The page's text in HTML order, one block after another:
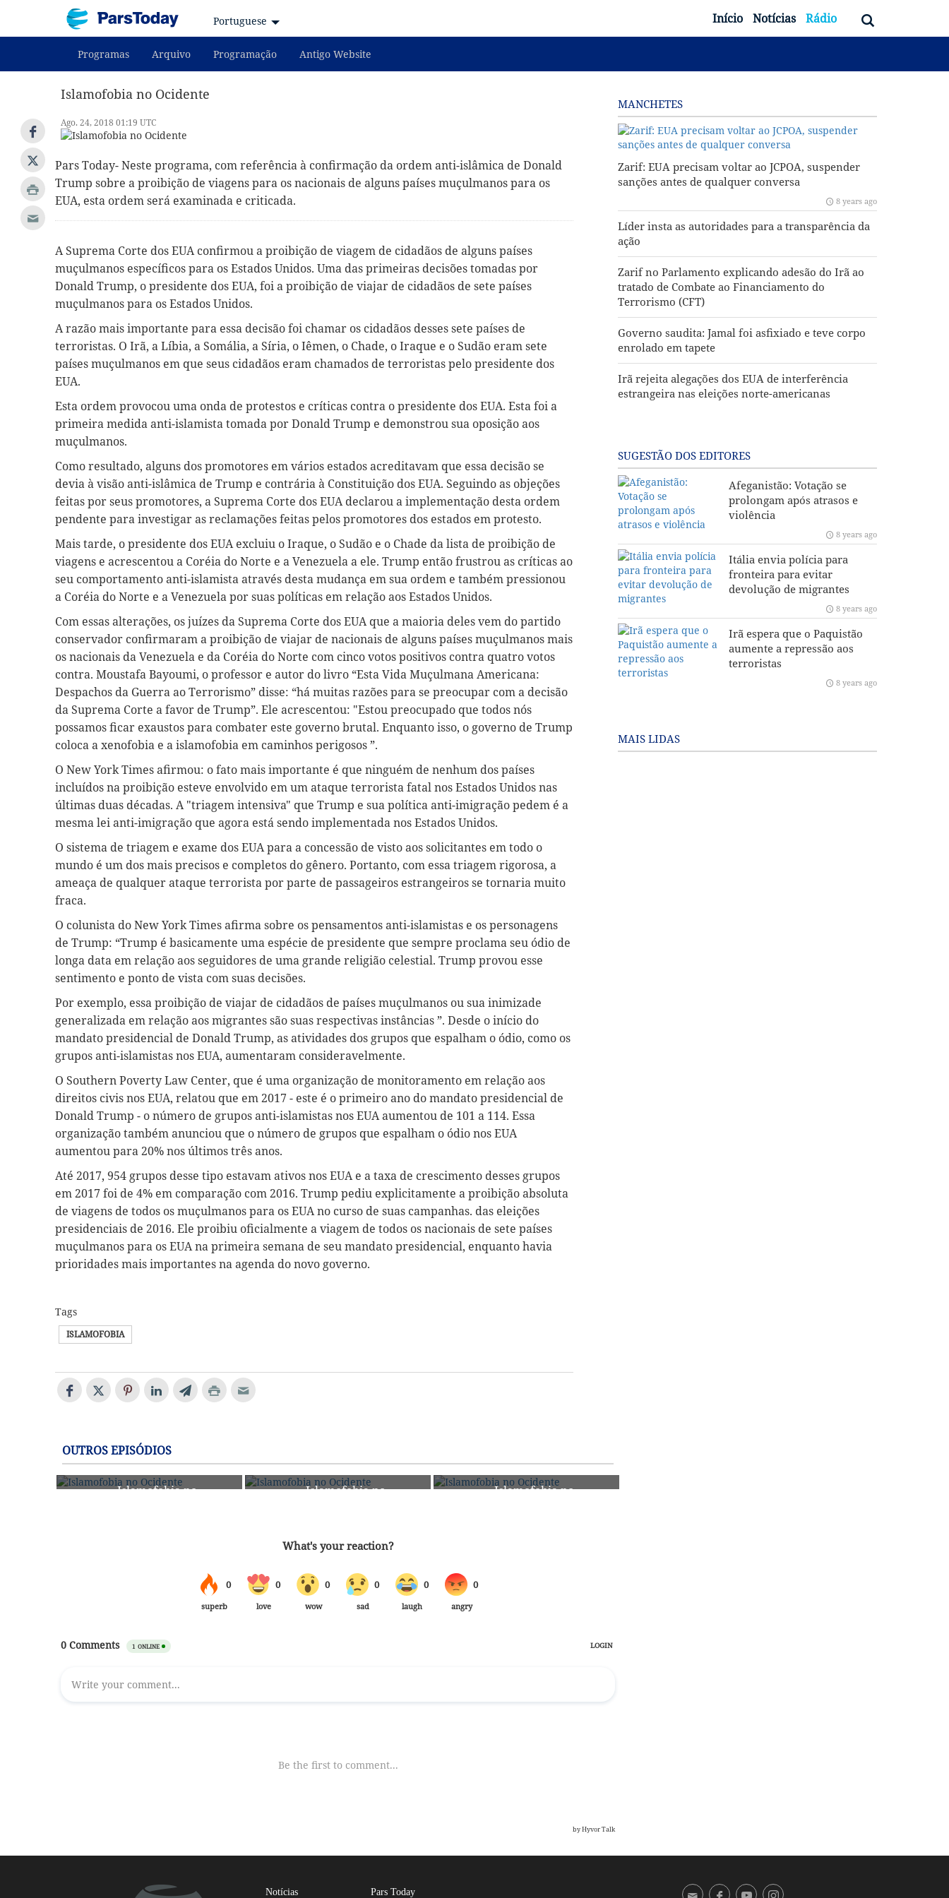
Portuguese Início Notícias Rádio
Programas Arquivo Programação Antigo Website
Islamofobia no Ocidente
Ago. 24, 2018 01:19 UTC
Pars Today- Neste programa, com referência à confirmação da ordem anti-islâmica de Donald
Trump sobre a proibição de viagens para os nacionais de alguns países muçulmanos para os
EUA, esta ordem será examinada e criticada.
A Suprema Corte dos EUA confirmou a proibição de viagem de cidadãos de alguns países
muçulmanos específicos para os Estados Unidos. Uma das primeiras decisões tomadas por
Donald Trump, o presidente dos EUA, foi a proibição de viajar de cidadãos de sete países
muçulmanos para os Estados Unidos.
A razão mais importante para essa decisão foi chamar os cidadãos desses sete países de
terroristas. O Irã, a Líbia, a Somália, a Síria, o Iêmen, o Chade, o Iraque e o Sudão eram sete
países muçulmanos em que seus cidadãos eram chamados de terroristas pelo presidente dos
EUA.
Esta ordem provocou uma onda de protestos e críticas contra o presidente dos EUA. Esta foi a
primeira medida anti-islamista tomada por Donald Trump e demonstrou sua oposição aos
muçulmanos.
Como resultado, alguns dos promotores em vários estados acreditavam que essa decisão se
devia à visão anti-islâmica de Trump e contrária à Constituição dos EUA. Seguindo as objeções
feitas por seus promotores, a Suprema Corte dos EUA declarou a implementação desta ordem
pendente para investigar as reclamações feitas pelos promotores dos estados em protesto.
Mais tarde, o presidente dos EUA excluiu o Iraque, o Sudão e o Chade da lista de proibição de
viagens e acrescentou a Coréia do Norte e a Venezuela a ele. Trump então frustrou as críticas ao
seu comportamento anti-islamista através desta mudança em sua ordem e também pressionou
a Coréia do Norte e a Venezuela por suas políticas em relação aos Estados Unidos.
Com essas alterações, os juízes da Suprema Corte dos EUA que a maioria deles vem do partido
conservador confirmaram a proibição de viajar de nacionais de alguns países muçulmanos mais
os nacionais da Venezuela e da Coréia do Norte com cinco votos positivos contra quatro votos
contra. Moustafa Bayoumi, o professor e autor do livro “Esta Vida Muçulmana Americana:
Despachos da Guerra ao Terrorismo” disse: “há muitas razões para se preocupar com a decisão
da Suprema Corte a favor de Trump”. Ele acrescentou: "Estou preocupado que todos nós
possamos ficar exaustos para combater este governo brutal. Enquanto isso, o governo de Trump
coloca a xenofobia e a islamofobia em caminhos perigosos ”.
O New York Times afirmou: o fato mais importante é que ninguém de nenhum dos países
incluídos na proibição esteve envolvido em um ataque terrorista fatal nos Estados Unidos nas
últimas duas décadas. A "triagem intensiva" que Trump e sua política anti-imigração pedem é a
mesma lei anti-imigração que agora está sendo implementada nos Estados Unidos.
O sistema de triagem e exame dos EUA para a concessão de visto aos solicitantes em todo o
mundo é um dos mais precisos e completos do gênero. Portanto, com essa triagem rigorosa, a
ameaça de qualquer ataque terrorista por parte de passageiros estrangeiros se tornaria muito
fraca.
O colunista do New York Times afirma sobre os pensamentos anti-islamistas e os personagens
de Trump: “Trump é basicamente uma espécie de presidente que sempre proclama seu ódio de
longa data em relação aos seguidores de uma grande religião celestial. Trump provou esse
sentimento e ponto de vista com suas decisões.
Por exemplo, essa proibição de viajar de cidadãos de países muçulmanos ou sua inimizade
generalizada em relação aos migrantes são suas respectivas instâncias ”. Desde o início do
mandato presidencial de Donald Trump, as atividades dos grupos que espalham o ódio, como os
grupos anti-islamistas nos EUA, aumentaram consideravelmente.
O Southern Poverty Law Center, que é uma organização de monitoramento em relação aos
direitos civis nos EUA, relatou que em 2017 - este é o primeiro ano do mandato presidencial de
Donald Trump - o número de grupos anti-islamistas nos EUA aumentou de 101 a 114. Essa
organização também anunciou que o número de grupos que espalham o ódio nos EUA
aumentou para 20% nos últimos três anos.
Até 2017, 954 grupos desse tipo estavam ativos nos EUA e a taxa de crescimento desses grupos
em 2017 foi de 4% em comparação com 2016. Trump pediu explicitamente a proibição absoluta
de viagens de todos os muçulmanos para os EUA no curso de suas campanhas. das eleições
presidenciais de 2016. Ele proibiu oficialmente a viagem de todos os nacionais de sete países
muçulmanos para os EUA na primeira semana de seu mandato presidencial, enquanto havia
prioridades mais importantes na agenda do novo governo.
Tags
ISLAMOFOBIA
OUTROS EPISÓDIOS
Islamofobia no
Islamofobia no
Islamofobia no
MANCHETES
Zarif: EUA precisam voltar ao JCPOA, suspender
sanções antes de qualquer conversa
8 years ago
Líder insta as autoridades para a transparência da
ação
Zarif no Parlamento explicando adesão do Irã ao
tratado de Combate ao Financiamento do
Terrorismo (CFT)
Governo saudita: Jamal foi asfixiado e teve corpo
enrolado em tapete
Irã rejeita alegações dos EUA de interferência
estrangeira nas eleições norte-americanas
SUGESTÃO DOS EDITORES
Afeganistão: Votação se
prolongam após atrasos e
violência
8 years ago
Itália envia polícia para
fronteira para evitar
devolução de migrantes
8 years ago
Irã espera que o Paquistão
aumente a repressão aos
terroristas
8 years ago
MAIS LIDAS
Notícias Pars Today